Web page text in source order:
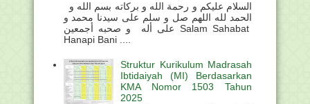
الحمد لله اللهم صل و سلم على سيدنا محمد و
على أله و صحبه أجمعين Salam Sahabat
Hanapi Bani ....
Struktur Kurikulum Madrasah
Ibtidaiyah (MI) Berdasarkan
KMA Nomor 1503 Tahun
2025